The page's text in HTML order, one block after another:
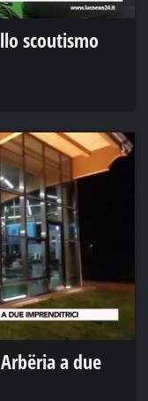
scoutismo
a due